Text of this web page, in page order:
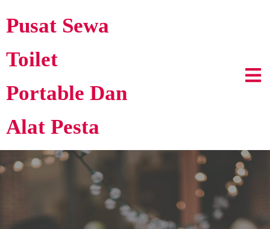
Pusat Sewa
Toilet
Portable Dan
Alat Pesta